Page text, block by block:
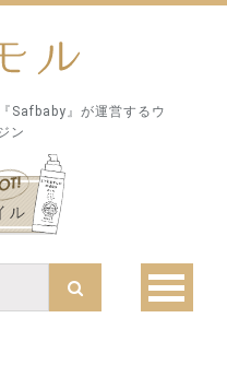
Safbaby』が運営するウ
ン